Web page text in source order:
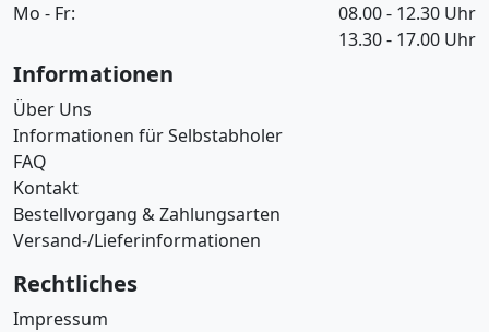
Mo - Fr:
08.00 - 12.30 Uhr
13.30 - 17.00 Uhr
Informationen
Über Uns
Informationen für Selbstabholer
FAQ
Kontakt
Bestellvorgang & Zahlungsarten
Versand-/Lieferinformationen
Rechtliches
Impressum